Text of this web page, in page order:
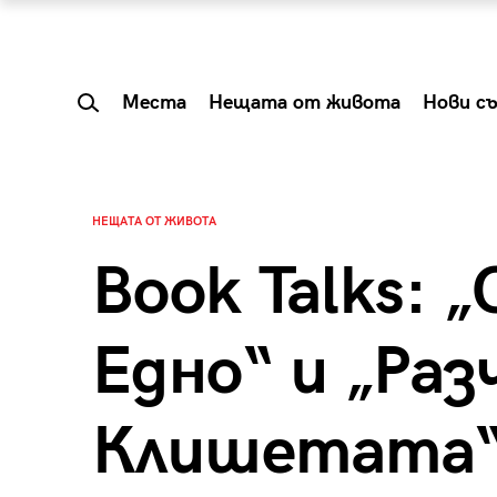
Места Нещата от живота Нови
НЕЩАТА ОТ ЖИВОТА
Book Talks:
Едно“ и
Summer Prelude: как